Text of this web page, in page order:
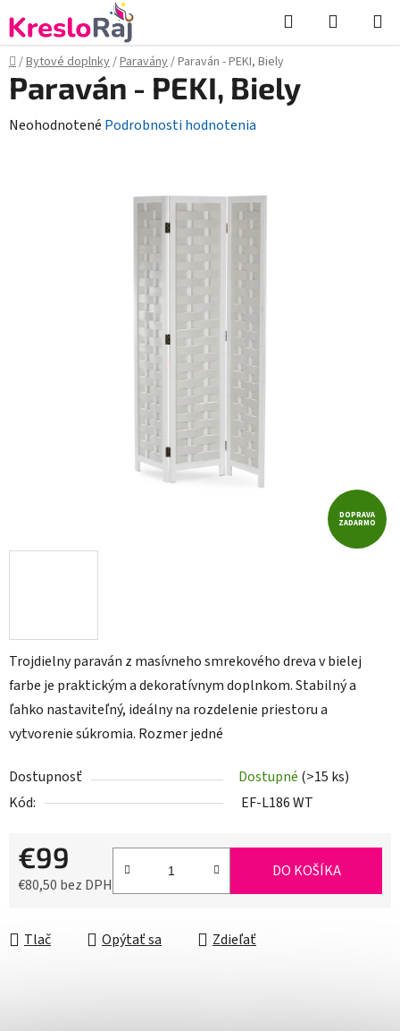
na
obsah
Hľadať
KOŠÍK
Domov
/Bytové doplnky/Paravány/Paraván - PEKI, Biely
Trojdielny paraván z masívneho smrekového dreva v bielej
farbe je praktickým a dekoratívnym doplnkom. Stabilný a
ľahko nastaviteľný, ideálny na rozdelenie priestoru a
vytvorenie súkromia. Rozmer jedné
Dostupnosť Dostupné (>15 ks)
Kód:
EF-L186 WT
€99
€80,50 bez DPH
DO KOŠÍKA
Tlač Opýtať sa Zdieľať
Paraván - PEKI, Biely
Priemerné
Neohodnotené Podrobnosti hodnotenia
DOPRAVA
ZADARMO